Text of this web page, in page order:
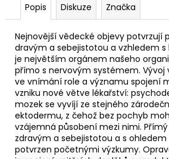
Popis Diskuze Značka
Nejnovější vědecké objevy potvrzují
dravým a sebejistotou a vzhledem s
je největším orgánem našeho
přímo s nervovým systémem. Vývoj
ve vnímání role a významu spojení
vzniku nové větve lékařství:
mozek se vyvíjí ze stejného
ektodermu, z čehož bez pochyb
vzájemná působení mezi nimi.
zdravým a sebejistotou a s ohledem
potvrzen početnými výzkumy.